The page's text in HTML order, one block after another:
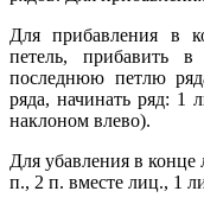
Для прибавления в
петель, прибавить в
последнюю петлю
ряда, начинать ряд: 1
наклоном влево).
Для убавления в конце
п., 2 п. вместе лиц., 1